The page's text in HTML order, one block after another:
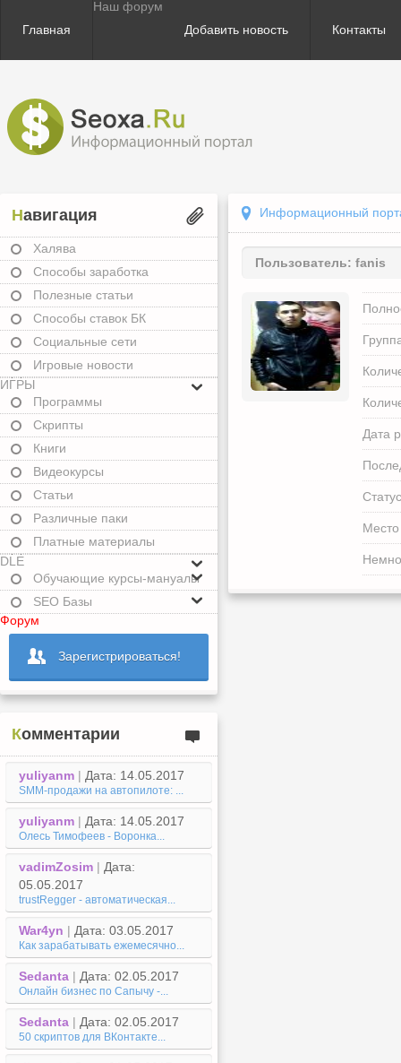
Главная
Наш форум
Добавить новость
Контакты
Навигация
Халява
Способы заработка
Полезные статьи
Способы ставок БК
Социальные сети
Игровые новости
ИГРЫ
Программы
Скрипты
Книги
Видеокурсы
Статьи
Различные паки
Платные материалы
DLE
Обучающие курсы-мануалы
SEO Базы
Форум
Зарегистрироваться!
Комментарии
yuliyanm | Дата: 14.05.2017
SMM-продажи на автопилоте: ...
yuliyanm | Дата: 14.05.2017
Олесь Тимофеев - Воронка...
vadimZosim | Дата:
05.05.2017
trustRegger - автоматическая...
War4yn | Дата: 03.05.2017
Как зарабатывать ежемесячно...
Sedanta | Дата: 02.05.2017
Онлайн бизнес по Сапычу -...
Sedanta | Дата: 02.05.2017
50 скриптов для ВКонтакте...
Информационный
Пользователь: fanis
Дата
Место